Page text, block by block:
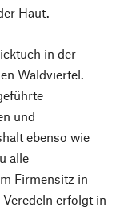
Haut.
in der
Waldviertel.
und
ebenso wie
alle
Firmensitz in
erfolgt in